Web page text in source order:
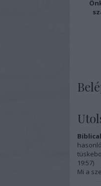
19:57)
Mi a